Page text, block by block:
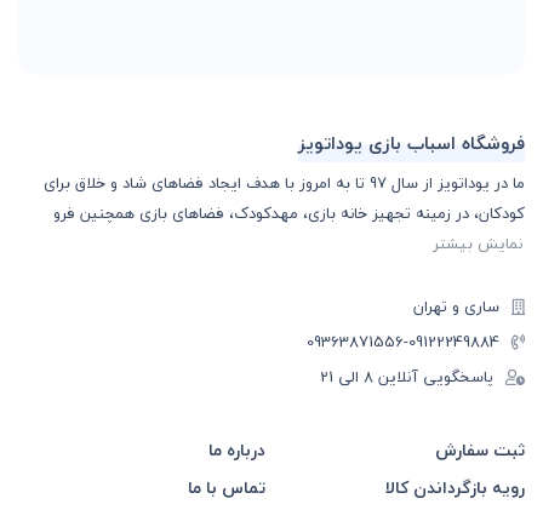
فروشگاه اسباب بازی یوداتویز
ما در یوداتویز از سال 97 تا به امروز با هدف ایجاد فضاهای شاد و خلاق برای
کودکان، در زمینه تجهیز خانه بازی، مهدکودک، فضاهای بازی همچنین فرو
نمایش بیشتر
ساری و تهران
09122249884
-09363871556
پاسخگویی آنلاین 8 الی 21
ثبت سفارش
درباره ما
رویه بازگرداندن کالا
تماس با ما